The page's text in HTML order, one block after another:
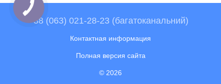
+38 (063) 021-28-23 (багатоканальний)
Контактная информация
Полная версия сайта
© 2026